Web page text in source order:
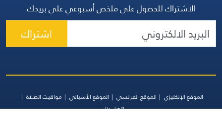
الاشتراك للحصول على ملخص أسبوعي على بريدك
اشتراك
الموقع الإنكليزي الموقع الفرنسي الموقع الأسباني
مواقيت الصلاة
اتصل بنا